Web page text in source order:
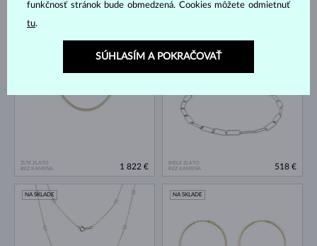
DIAMANT
ŽLTÉ ZLATO
BEZ KAMEŇA
1 822 €
BIELE ZLATO
BEZ KAMEŇA
518 €
NA SKLADE NA SKLADE
funkčnosť stránok bude obmedzená. Cookies môžete odmietnuť
tu.
SÚHLASÍM A POKRAČOVAŤ